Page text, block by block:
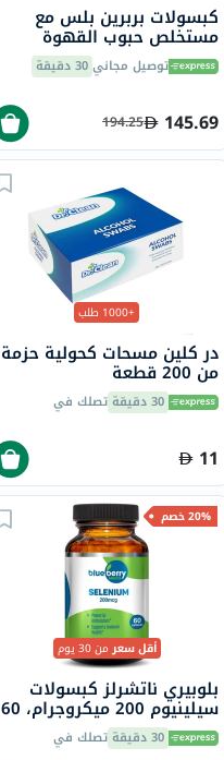
كبسولات بربرين بلس مع
مستخلص حبوب القهوة
الخضراء ويبر ناتشورالز - 60
كبسولةتوصيل مجاني30 دقيقة
145.69
194.25
+1000 طلب
در كلين مسحات كحولية حزمة
من 200 قطعة
30 دقيقة تصلك في
11
20% خصم
أقل سعرمن 30 يوم
بلوبيري ناتشرلز كبسولات
سيلينيوم 200 ميكروجرام، 60
كبسولة30 دقيقة تصلك في